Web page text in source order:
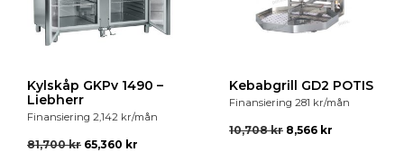
Kylskåp GKPv 1490 –
Liebherr
Finansiering 2,142 kr/mån
81,700kr 65,360 kr
Kebabgrill GD2 POTIS
Finansiering 281 kr/mån
10,708kr 8,566 kr